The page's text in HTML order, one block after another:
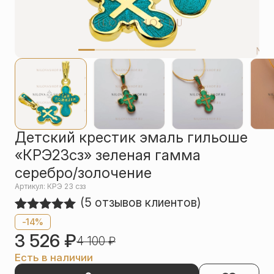
Цепи
Шнурки на
шею
Другое
Детский крестик эмаль гильоше
«КРЭ23сз» зеленая гамма
серебро/золочение
Артикул: КРЭ 23 сзз
Рейтинг
5.00из 5
на основе
опроса
5
пользователей
(5 отзывов клиентов)
-14%
3 526 ₽4 100₽
Есть в наличии